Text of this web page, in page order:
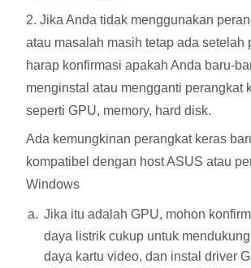
2. Jika Anda tidak menggunakan
atau masalah masih tetap ada setelah
harap konfirmasi apakah Anda baru-
menginstal atau mengganti perangkat
seperti GPU, memory, hard disk.
Ada kemungkinan perangkat keras
kompatibel dengan host ASUS atau
Windows
Jika itu adalah GPU, mohon
daya listrik cukup untuk
daya kartu video, dan instal driver